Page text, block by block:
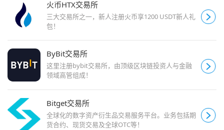
火币HTX交易所
三大交易所之一，新人注册火币享1200 USDT新人礼
包！
ByBit交易所
这里注册bybit交易所，由顶级区块链投资人与金融
领域高管组成！
Bitget交易所
全球化的数字资产衍生品交易服务平台。业务包括期
货合约、现货交易及全球OTC等！